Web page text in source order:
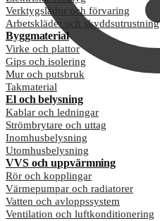
Verktygslådor och förvaring
Arbetskläder och skyddsutrustning
Byggmaterial
Virke och plattor
Gips och isolering
Mur och putsbruk
Takmaterial
El och belysning
Kablar och ledningar
Strömbrytare och uttag
Inomhusbelysning
Utomhusbelysning
VVS och uppvärmning
Rör och kopplingar
Värmepumpar och radiatorer
Vatten och avloppssystem
Ventilation och luftkonditionering